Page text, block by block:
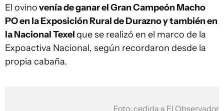
El ovinovenía de ganar el Gran Campeón Macho
PO en la Exposición Rural de Durazno y también en
la Nacional Texelque se realizó en el marco de la
Expoactiva Nacional, según recordaron desde la
propia cabaña.
Foto: cedida a El Observador